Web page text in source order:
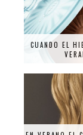
CUANDO EL